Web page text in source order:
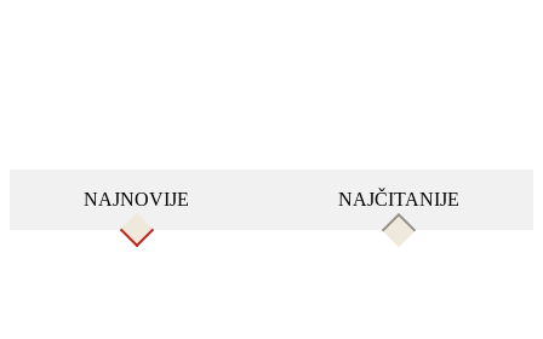
NAJNOVIJE NAJČITANIJE